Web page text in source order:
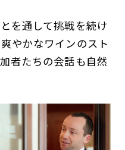
を通して挑戦を続け
やかなワインのスト
者たちの会話も自然